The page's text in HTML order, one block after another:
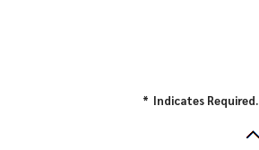
* Indicates Required.